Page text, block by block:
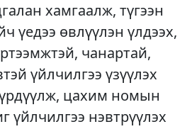
хамгаалж, түгээн
үедээ өвлүүлэн үлдээх,
чанартай,
үйлчилгээ үзүүлэх
цахим номын
үйлчилгээ нэвтрүүлэх